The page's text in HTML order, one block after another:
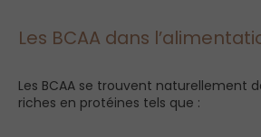
Les BCAA dans
Les BCAA se trouvent naturellement
riches en protéines tels que :